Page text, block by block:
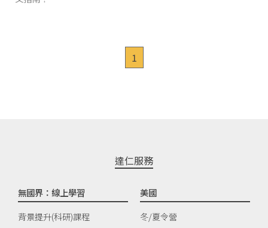
1
達仁服務
無國界：線上學習
背景提升(科研)課程
美國
冬/夏令營